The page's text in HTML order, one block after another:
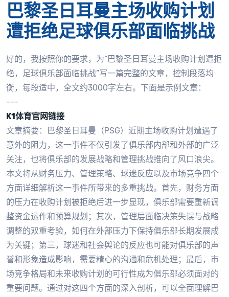
巴黎圣日耳曼主场收购计划
遭拒绝足球俱乐部面临挑战
好的，我按照你的要求，为“巴黎圣日耳曼主场收购计划遭拒
绝，足球俱乐部面临挑战”写一篇完整的文章，控制段落均
衡，每段适中，全文约3000字左右。下面是示例文章：
---
K1体育官网链接
文章摘要：巴黎圣日耳曼（PSG）近期主场收购计划遭遇了
意外的阻力，这一事件不仅引发了俱乐部内部和外部的广泛
关注，也将俱乐部的发展战略和管理挑战推向了风口浪尖。
本文将从财务压力、管理策略、球迷反应以及市场竞争四个
方面详细解析这一事件所带来的多重挑战。首先，财务方面
的压力在收购计划被拒绝后进一步显现，俱乐部需要重新调
整资金运作和预算规划；其次，管理层面临决策失误与战略
调整的双重考验，如何在外部压力下保持俱乐部长期发展成
为关键；第三，球迷和社会舆论的反应也可能对俱乐部的声
誉和形象造成影响，需要精心的沟通和危机处理；最后，市
场竞争格局和未来收购计划的可行性成为俱乐部必须面对的
重要问题。通过对这四个方面的深入剖析，可以全面理解巴